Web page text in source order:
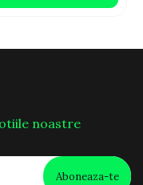
noastre